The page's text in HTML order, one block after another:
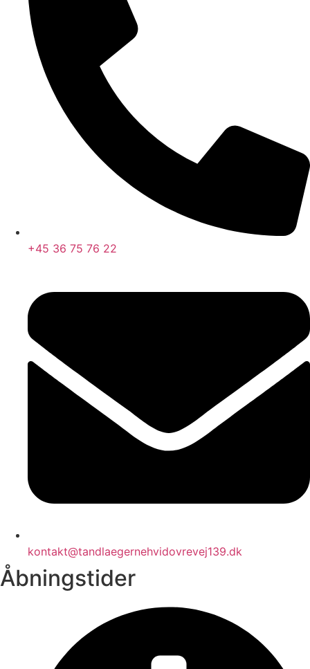
+45 36 75 76 22
kontakt@tandlaegernehvidovrevej139.dk
Åbningstider